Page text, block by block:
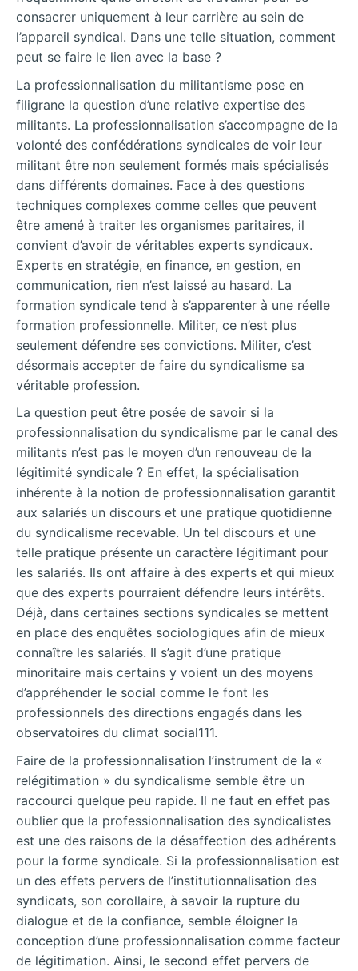
consacrer uniquement à leur carrière au sein de
l’appareil syndical. Dans une telle situation, comment
peut se faire le lien avec la base ?
La professionnalisation du militantisme pose en
filigrane la question d’une relative expertise des
militants. La professionnalisation s’accompagne de la
volonté des confédérations syndicales de voir leur
militant être non seulement formés mais spécialisés
dans différents domaines. Face à des questions
techniques complexes comme celles que peuvent
être amené à traiter les organismes paritaires, il
convient d’avoir de véritables experts syndicaux.
Experts en stratégie, en finance, en gestion, en
communication, rien n’est laissé au hasard. La
formation syndicale tend à s’apparenter à une réelle
formation professionnelle. Militer, ce n’est plus
seulement défendre ses convictions. Militer, c’est
désormais accepter de faire du syndicalisme sa
véritable profession.
La question peut être posée de savoir si la
professionnalisation du syndicalisme par le canal des
militants n’est pas le moyen d’un renouveau de la
légitimité syndicale ? En effet, la spécialisation
inhérente à la notion de professionnalisation garantit
aux salariés un discours et une pratique quotidienne
du syndicalisme recevable. Un tel discours et une
telle pratique présente un caractère légitimant pour
les salariés. Ils ont affaire à des experts et qui mieux
que des experts pourraient défendre leurs intérêts.
Déjà, dans certaines sections syndicales se mettent
en place des enquêtes sociologiques afin de mieux
connaître les salariés. Il s’agit d’une pratique
minoritaire mais certains y voient un des moyens
d’appréhender le social comme le font les
professionnels des directions engagés dans les
observatoires du climat social111.
Faire de la professionnalisation l’instrument de la «
relégitimation » du syndicalisme semble être un
raccourci quelque peu rapide. Il ne faut en effet pas
oublier que la professionnalisation des syndicalistes
est une des raisons de la désaffection des adhérents
pour la forme syndicale. Si la professionnalisation est
un des effets pervers de l’institutionnalisation des
syndicats, son corollaire, à savoir la rupture du
dialogue et de la confiance, semble éloigner la
conception d’une professionnalisation comme facteur
de légitimation. Ainsi, le second effet pervers de